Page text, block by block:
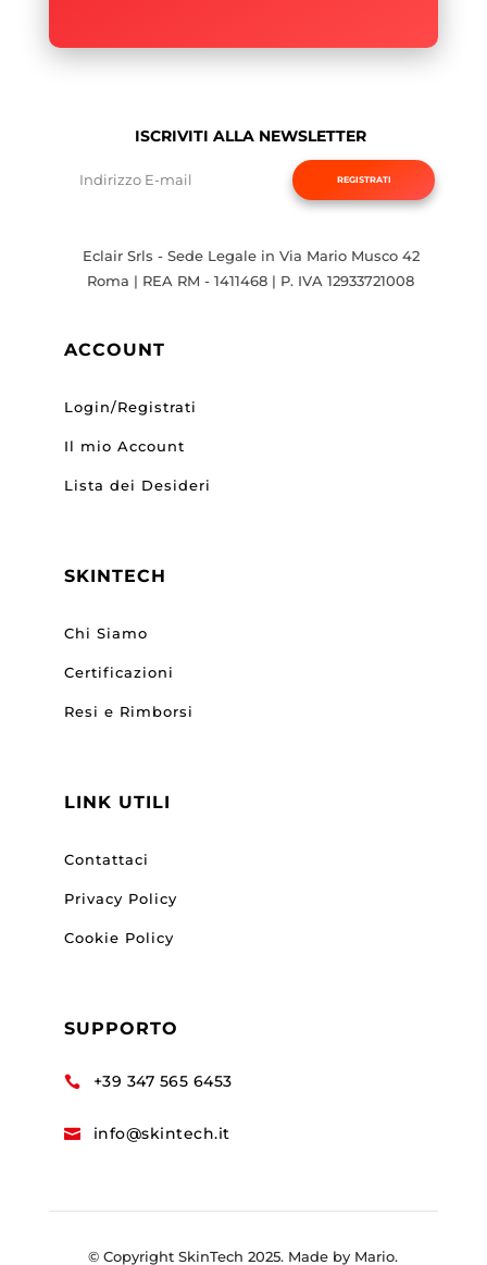
ISCRIVITI ALLA NEWSLETTER
REGISTRATI
Eclair Srls - Sede Legale in Via Mario Musco 42
Roma | REA RM - 1411468 | P. IVA 12933721008
ACCOUNT
Login/Registrati
Il mio Account
Lista dei Desideri
SKINTECH
Chi Siamo
Certificazioni
Resi e Rimborsi
LINK UTILI
Contattaci
Privacy Policy
Cookie Policy
SUPPORTO
 +39 347 565 6453
 info@skintech.it
© Copyright SkinTech 2025. Made by Mario.